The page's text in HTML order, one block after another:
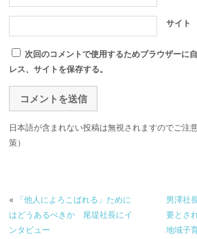
サイト
次回のコメントで使用するためブラウザーに
レス、サイトを保存する。
日本語が含まれない投稿は無視されますのでご注
策）
«
「他人によろこばれる」ために
はどうあるべきか 尾堤社長にイ
ンタビュー
男澤社
要とさ
地域子